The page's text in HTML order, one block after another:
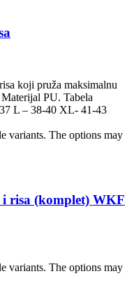
koji pruža maksimalnu
PU. Tabela
L – 38-40 XL- 41-43
variants. The options may
risa (komplet) WKF
variants. The options may